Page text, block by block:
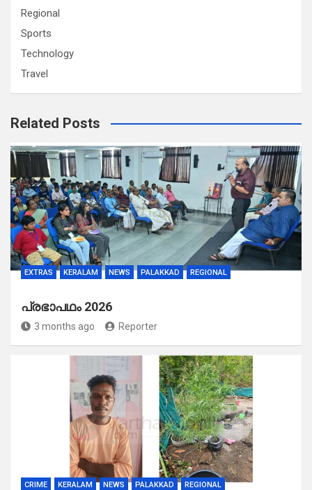
Regional
Sports
Technology
Travel
Related Posts
EXTRAS KERALAM NEWS PALAKKAD REGIONAL
പ്രഭാപഥം 2026
3 months ago Reporter
CRIME KERALAM NEWS PALAKKAD REGIONAL